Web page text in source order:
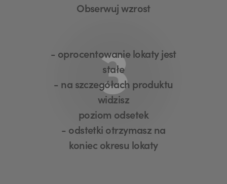
3
Obserwuj wzrost
- oprocentowanie lokaty jest
stałe
- na szczegółach produktu
widzisz
poziom odsetek
- odstetki otrzymasz na
koniec okresu lokaty